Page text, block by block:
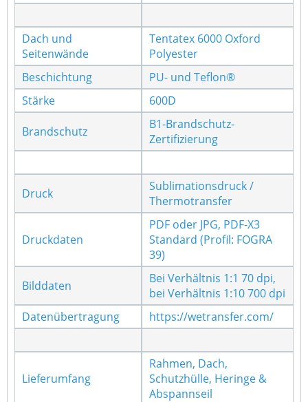
Dach und
Seitenwände
Tentatex 6000 Oxford
Polyester
Beschichtung
PU- und Teflon®
Stärke
600D
Brandschutz
B1-Brandschutz-
Zertifizierung
Druck
Sublimationsdruck /
Thermotransfer
Druckdaten
PDF oder JPG, PDF-X3
Standard (Profil: FOGRA
39)
Bilddaten
Bei Verhältnis 1:1 70 dpi,
bei Verhältnis 1:10 700 dpi
Datenübertragung
https://wetransfer.com/
Lieferumfang
Rahmen, Dach,
Schutzhülle, Heringe &
Abspannseil